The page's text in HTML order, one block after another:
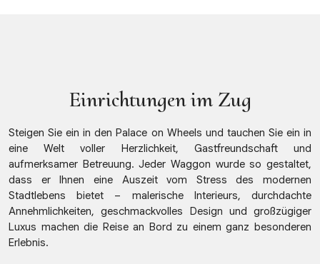
Einrichtungen im Zug
Steigen Sie ein in den Palace on Wheels und tauchen Sie ein in
eine Welt voller Herzlichkeit, Gastfreundschaft und
aufmerksamer Betreuung. Jeder Waggon wurde so gestaltet,
dass er Ihnen eine Auszeit vom Stress des modernen
Stadtlebens bietet – malerische Interieurs, durchdachte
Annehmlichkeiten, geschmackvolles Design und großzügiger
Luxus machen die Reise an Bord zu einem ganz besonderen
Erlebnis.